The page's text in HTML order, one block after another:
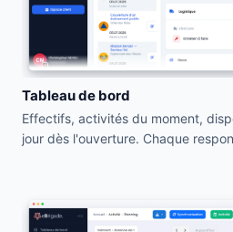
Tableau de bord
Effectifs, activités du moment,
jour dès l'ouverture. Chaque